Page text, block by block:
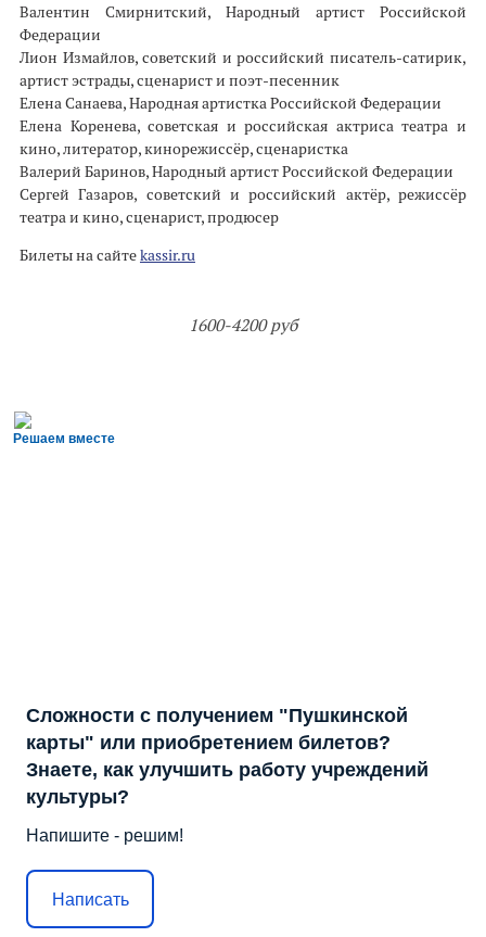
Валентин Смирнитский, Народный артист Российской
Федерации
Лион Измайлов, советский и российский писатель-сатирик,
артист эстрады, сценарист и поэт-песенник
Елена Санаева, Народная артистка Российской Федерации
Елена Коренева, советская и российская актриса театра и
кино, литератор, кинорежиссёр, сценаристка
Валерий Баринов, Народный артист Российской Федерации
Сергей Газаров, советский и российский актёр, режиссёр
театра и кино, сценарист, продюсер
Билеты на сайтеkassir.ru
1600-4200 руб
Решаем вместе
Сложности с получением "Пушкинской
карты" или приобретением билетов?
Знаете, как улучшить работу учреждений
культуры?
Напишите - решим!
Написать